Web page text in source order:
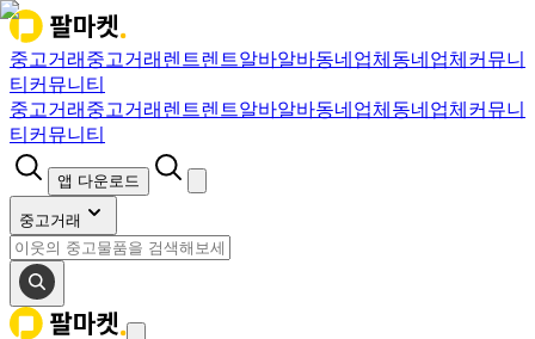
중고거래 중고거래 렌트렌트알바알바동네업체 동네업체 커뮤니
티 커뮤니티
중고거래 중고거래 렌트렌트알바알바동네업체 동네업체 커뮤니
티 커뮤니티
앱 다운로드
중고거래